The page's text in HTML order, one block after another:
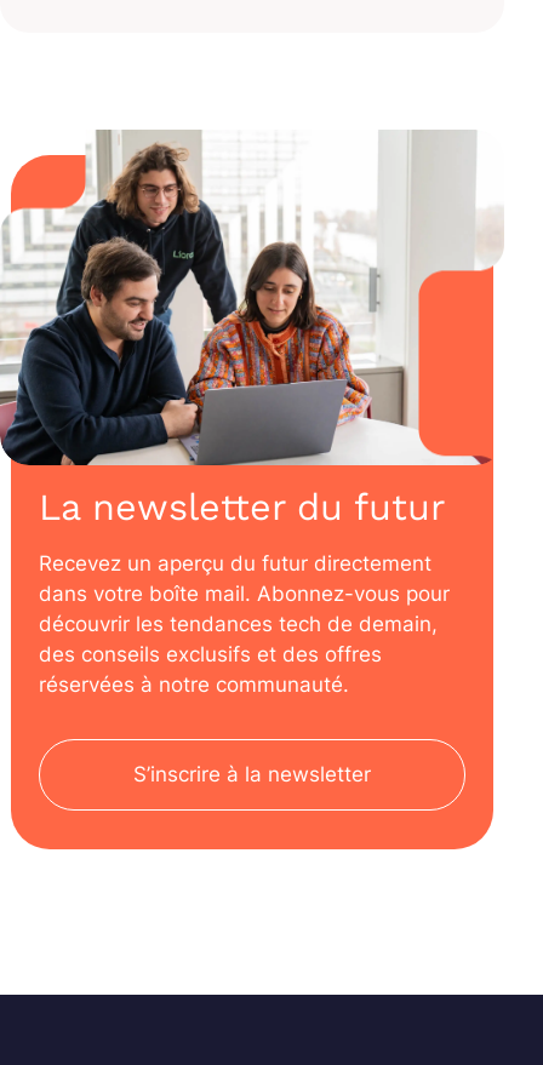
La newsletter du futur
Recevez un aperçu du futur directement
dans votre boîte mail. Abonnez-vous pour
découvrir les tendances tech de demain,
des conseils exclusifs et des offres
réservées à notre communauté.
S’inscrire à la newsletter